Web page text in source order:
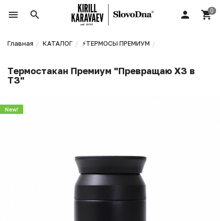
Главная КАТАЛОГ ⚡️ТЕРМОСЫ ПРЕМИУМ
Термостакан Премиум "Превращаю ХЗ в
ТЗ"
New!